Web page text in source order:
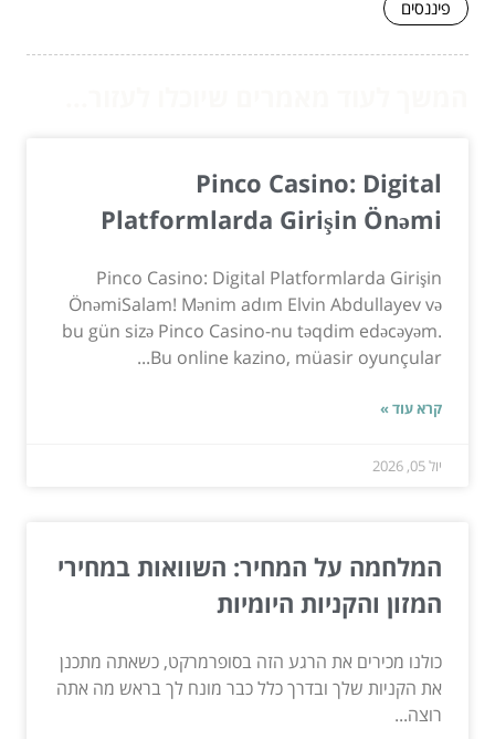
פיננסים
Pinco Casino: Digital
Platformlarda Girişin Önəmi
Pinco Casino: Digital Platformlarda Girişin
ÖnəmiSalam! Mənim adım Elvin Abdullayev və
bu gün sizə Pinco Casino-nu təqdim edəcəyəm.
Bu online kazino, müasir oyunçular...
קרא עוד »
יול 05, 2026
המלחמה על המחיר: השוואות במחירי
המזון והקניות היומיות
כולנו מכירים את הרגע הזה בסופרמרקט, כשאתה מתכנן
את הקניות שלך ובדרך כלל כבר מונח לך בראש מה אתה
רוצה...